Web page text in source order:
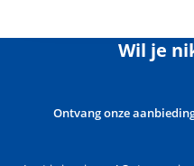
Wil je
Ontvang onze